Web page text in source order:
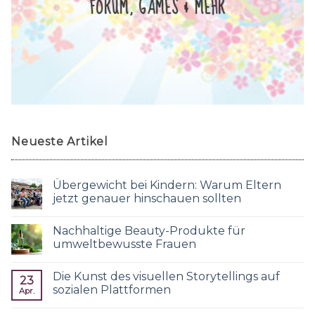
FORUM, GAMES & MEHR
Neueste Artikel
Übergewicht bei Kindern: Warum Eltern
jetzt genauer hinschauen sollten
Nachhaltige Beauty-Produkte für
umweltbewusste Frauen
23
Apr.
Die Kunst des visuellen Storytellings auf
sozialen Plattformen